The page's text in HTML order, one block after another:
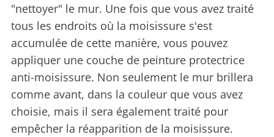
"nettoyer" le mur. Une fois que vous avez traité
tous les endroits où la moisissure s'est
accumulée de cette manière, vous pouvez
appliquer une couche de peinture protectrice
anti-moisissure. Non seulement le mur brillera
comme avant, dans la couleur que vous avez
choisie, mais il sera également traité pour
empêcher la réapparition de la moisissure.